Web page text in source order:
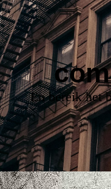
En bereik het